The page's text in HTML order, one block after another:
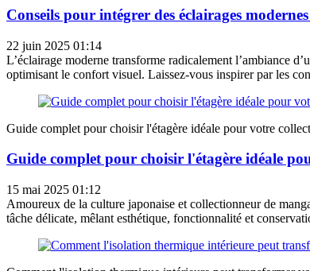
Conseils pour intégrer des éclairages
22 juin 2025 01:14
L’éclairage moderne transforme radicalement l’ambiance
optimisant le confort visuel. Laissez-vous inspirer par les
Guide complet pour choisir l'étagère idéale pour votre
Guide complet pour choisir l'étagère idéale
15 mai 2025 01:12
Amoureux de la culture japonaise et collectionneur de
tâche délicate, mêlant esthétique, fonctionnalité et